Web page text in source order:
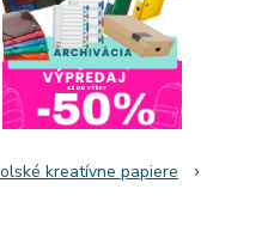
kreatívne papiere